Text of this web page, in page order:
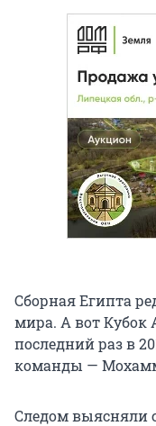
Сборная Египта
мира. А вот Кубок
последний раз в
команды —
Следом выясняли